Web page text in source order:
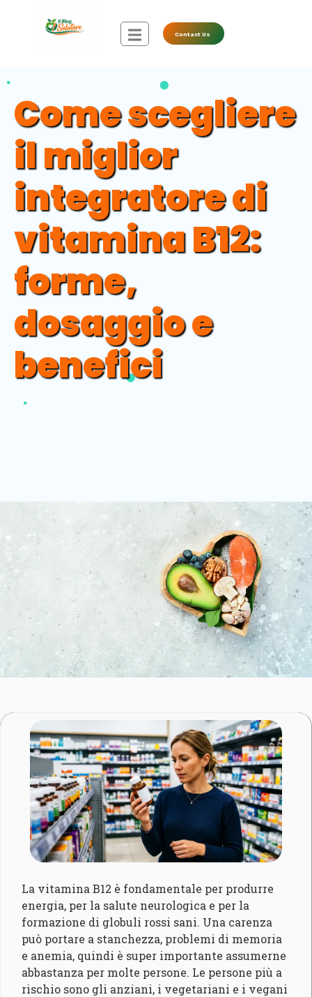
Contact Us
Come scegliere
il miglior
integratore di
vitamina B12:
forme,
dosaggio e
benefici
La vitamina B12 è fondamentale per produrre
energia, per la salute neurologica e per la
formazione di globuli rossi sani. Una carenza
può portare a stanchezza, problemi di memoria
e anemia, quindi è super importante assumerne
abbastanza per molte persone. Le persone più a
rischio sono gli anziani, i vegetariani e i vegani